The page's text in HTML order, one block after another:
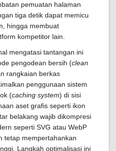
pemuatan halaman
tiga detik dapat memicu
hingga membuat
kompetitor lain.
mengatasi tantangan ini
pengodean bersih (clean
rangkaian berkas
penggunaan sistem
(caching system) di sisi
aset grafis seperti ikon
belakang wajib dikompresi
seperti SVG atau WebP
tetap mempertahankan
Langkah optimalisasi ini